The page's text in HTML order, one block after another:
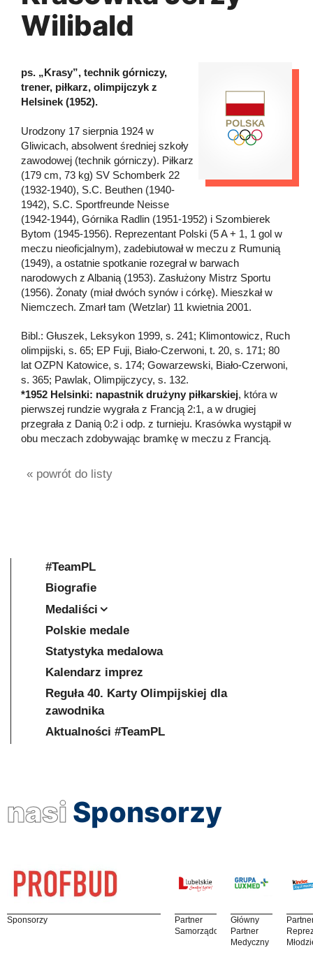
Wilibald
ps. „Krasy”, technik górniczy,
trener, piłkarz, olimpijczyk z
Helsinek (1952).
Urodzony 17 sierpnia 1924 w
Gliwicach, absolwent średniej szkoły
zawodowej (technik górniczy). Piłkarz
(179 cm, 73 kg) SV Schomberk 22
(1932-1940), S.C. Beuthen (1940-
1942), S.C. Sportfreunde Neisse
(1942-1944), Górnika Radlin (1951-1952) i Szombierek
Bytom (1945-1956). Reprezentant Polski (5 A + 1, 1 gol w
meczu nieoficjalnym), zadebiutował w meczu z Rumunią
(1949), a ostatnie spotkanie rozegrał w barwach
narodowych z Albanią (1953). Zasłużony Mistrz Sportu
(1956). Żonaty (miał dwóch synów i córkę). Mieszkał w
Niemczech. Zmarł tam (Wetzlar) 11 kwietnia 2001.
Bibl.: Głuszek, Leksykon 1999, s. 241; Klimontowicz, Ruch
olimpijski, s. 65; EP Fuji, Biało-Czerwoni, t. 20, s. 171; 80
lat OZPN Katowice, s. 174; Gowarzewski, Biało-Czerwoni,
s. 365; Pawlak, Olimpijczycy, s. 132.
*1952 Helsinki: napastnik drużyny piłkarskiej, która w
pierwszej rundzie wygrała z Francją 2:1, a w drugiej
przegrała z Danią 0:2 i odp. z turnieju. Krasówka wystąpił w
obu meczach zdobywając bramkę w meczu z Francją.
« powrót do listy
#TeamPL
Biografie
Medaliści
Polskie medale
Statystyka medalowa
Kalendarz imprez
Reguła 40. Karty Olimpijskiej dla
zawodnika
Aktualności #TeamPL
nasi Sponsorzy
Sponsorzy
Partner
Samorządowy
Główny
Partner
Medyczny